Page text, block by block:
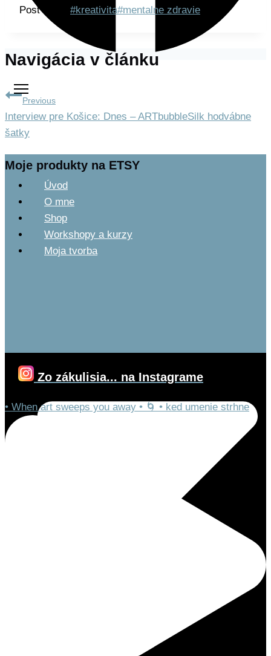
Úvod
O mne
Shop
Workshopy a kurzy
Moja tvorba
Post Tags: #kreativita#mentalne zdravie
Navigácia v článku
Previous
Interview pre Košice: Dnes – ARTbubbleSilk hodvábne
šatky
Moje produkty na ETSY
Zo zákulisia... na Instagrame
• When art sweeps you away • 🌀 • ked umenie strhne